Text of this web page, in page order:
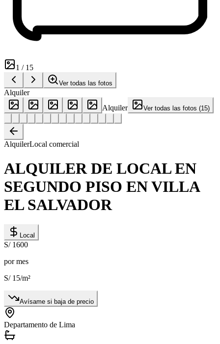
1 / 15
Ver todas las fotos
Alquiler
Alquiler
Ver todas las fotos (15)
AlquilerLocal comercial
ALQUILER DE LOCAL EN
SEGUNDO PISO EN VILLA
EL SALVADOR
Local
S/ 1600
por mes
S/ 15/m²
Avísame si baja de precio
Departamento de Lima